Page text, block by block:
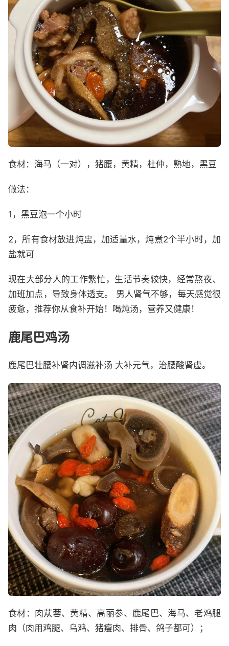
食材：海马（一对），猪腰，黄精，杜仲，熟地，黑豆
做法：
1，黑豆泡一个小时
2，所有食材放进炖盅，加适量水，炖煮2个半小时，加
盐就可
现在大部分人的工作繁忙，生活节奏较快，经常熬夜、
加班加点，导致身体透支。 男人肾气不够，每天感觉很
疲惫，推荐你从食补开始！喝炖汤，营养又健康！
鹿尾巴鸡汤
鹿尾巴壮腰补肾内‮滋调‬补汤 大补元气，治‮酸腰‬肾虚。
食材：肉苁蓉、黄精、高丽参、鹿尾巴、海马、老鸡腿
肉（肉用鸡腿、乌鸡、猪瘦肉、排骨、鸽子都可）；